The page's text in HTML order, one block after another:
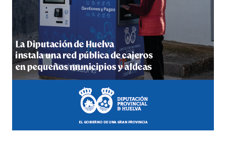
4º DÍA DE LAS FIESTAS COLOMBINAS 2026
hace 6 días·Huelvatv